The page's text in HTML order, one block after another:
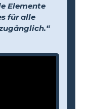
Elemente
für alle